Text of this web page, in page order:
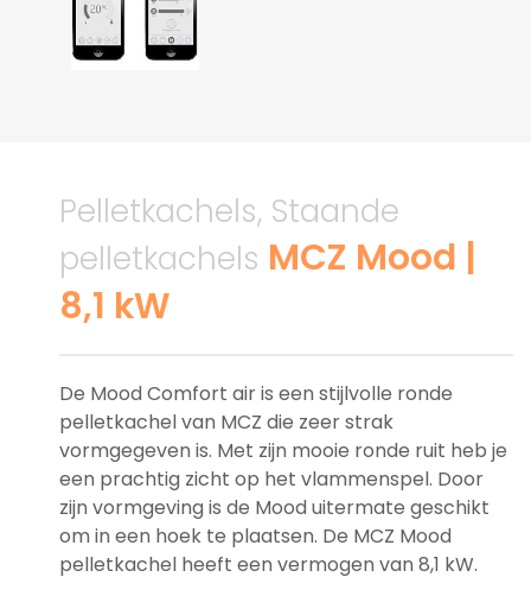
Pelletkachels, Staande
pelletkachels MCZ Mood |
8,1 kW
De Mood Comfort air is een stijlvolle ronde
pelletkachel van MCZ die zeer strak
vormgegeven is. Met zijn mooie ronde ruit heb je
een prachtig zicht op het vlammenspel. Door
zijn vormgeving is de Mood uitermate geschikt
om in een hoek te plaatsen. De MCZ Mood
pelletkachel heeft een vermogen van 8,1 kW.